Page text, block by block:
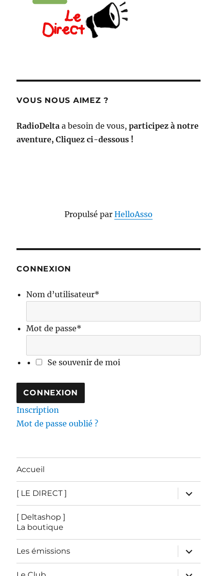
VOUS NOUS AIMEZ ?
RadioDelta a besoin de vous,participez à notre
aventure, Cliquez ci-dessous !
Propulsé par HelloAsso
CONNEXION
Nom d’utilisateur*
Mot de passe*
Se souvenir de moi
Inscription
Mot de passe oublié ?
Accueil
[ LE DIRECT ]
ouvrir
le
sous-
[ Deltashop ]
La boutique
Les émissions
ouvrir
le
sous-
menu
ouvrir